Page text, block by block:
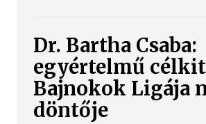
Dr. Bartha Csaba:
egyértelmű
Bajnokok Ligája
döntője